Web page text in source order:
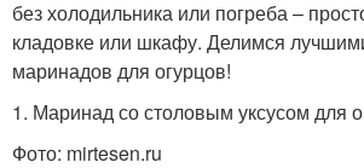
без холодильника или погреба –
кладовке или шкафу. Делимся
маринадов для огурцов!
1. Маринад со столовым уксусом для
Фото: mirtesen.ru